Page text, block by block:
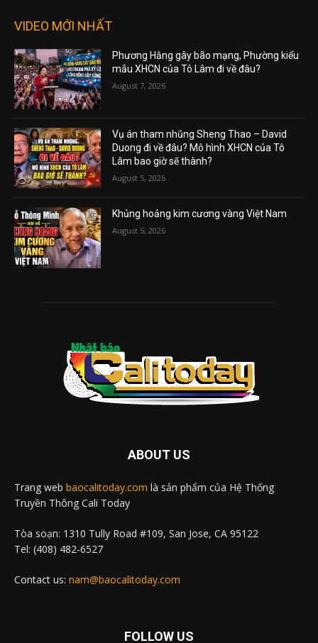
VIDEO MỚI NHẤT
Phương Hằng gây bão mạng, Phường kiểu
mẫu XHCN của Tô Lâm đi về đâu?
August 7, 2026
Vụ án tham nhũng Sheng Thao – David
Duong đi về đâu? Mô hình XHCN của Tô
Lâm bao giờ sẽ thành?
August 5, 2026
Khủng hoảng kim cương vàng Việt Nam
August 5, 2026
ABOUT US
Trang web baocalitoday.com là sản phẩm của Hệ Thống
Truyền Thông Cali Today
Tòa soạn: 1310 Tully Road #109, San Jose, CA 95122
Tel: (408) 482-6527
Contact us: nam@baocalitoday.com
FOLLOW US